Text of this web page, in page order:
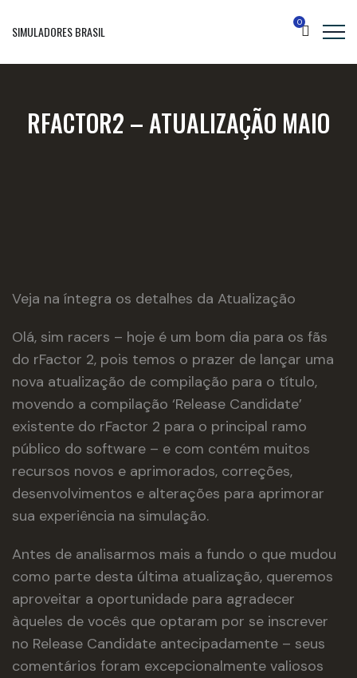
SIMULADORES BRASIL
0
RFACTOR2 – ATUALIZAÇÃO MAIO
Veja na íntegra os detalhes da Atualização
Olá, sim racers – hoje é um bom dia para os fãs
do rFactor 2, pois temos o prazer de lançar uma
nova atualização de compilação para o título,
movendo a compilação ‘Release Candidate’
existente do rFactor 2 para o principal ramo
público do software – e com contém muitos
recursos novos e aprimorados, correções,
desenvolvimentos e alterações para aprimorar
sua experiência na simulação.
Antes de analisarmos mais a fundo o que mudou
como parte desta última atualização, queremos
aproveitar a oportunidade para agradecer
àqueles de vocês que optaram por se inscrever
no Release Candidate antecipadamente – seus
comentários foram excepcionalmente valiosos